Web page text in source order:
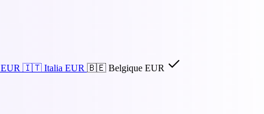
EUR 🇮🇹 Italia EUR 🇧🇪 Belgique EUR